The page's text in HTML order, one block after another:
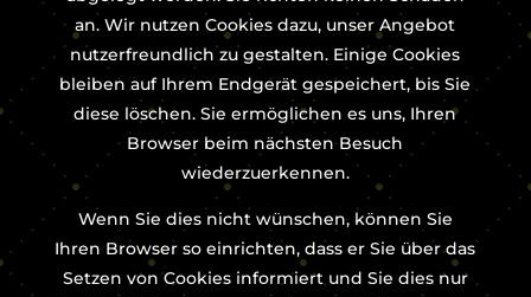
an. Wir nutzen Cookies dazu, unser Angebot
nutzerfreundlich zu gestalten. Einige Cookies
bleiben auf Ihrem Endgerät gespeichert, bis Sie
diese löschen. Sie ermöglichen es uns, Ihren
Browser beim nächsten Besuch
wiederzuerkennen.
Wenn Sie dies nicht wünschen, können Sie
Ihren Browser so einrichten, dass er Sie über das
Setzen von Cookies informiert und Sie dies nur